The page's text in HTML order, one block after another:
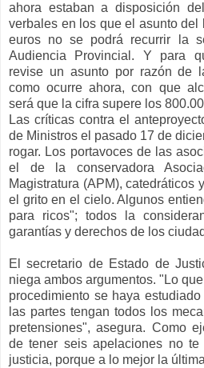
ahora estaban a disposición
verbales en los que el asunto
euros no se podrá recurrir la
Audiencia Provincial. Y para
revise un asunto por razón de
como ocurre ahora, con que
será que la cifra supere los
Las críticas contra el
de Ministros el pasado 17 de
rogar. Los portavoces de las
el de la conservadora
Magistratura (APM), catedráticos
el grito en el cielo. Algunos
para ricos"; todos la
garantías y derechos de los
El secretario de Estado de
niega ambos argumentos. "Lo
procedimiento se haya
las partes tengan todos los
pretensiones", asegura. Como
de tener seis apelaciones no
justicia, porque a lo mejor la